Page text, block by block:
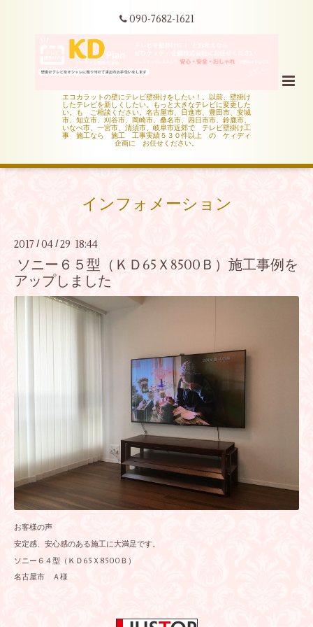
090-7682-1621
エコカラットの壁にテレビ壁掛けをしたい！。以前、壁掛け
したテレビを新しくしたい。もっと大きなテレビに変更した
い。も ご相談ください。名古屋市、日進市、豊田市、安城
市、知立市、刈谷市、岡崎市、桑名市、四日市市、鈴鹿市、
いなべ市、一宮市、清須市、岐阜市近郊で テレビ壁掛け工
事 施工なら 施工 工事実績５３０件以上 の ケィディ
企画に お任せください。
インフォメーション
2017 / 04 /29 18:44
ソニー６５型（ＫＤ65Ｘ8500Ｂ）施工事例を
アップしました
お客様の声
安定感、安心感のある施工に大満足です。
ソニー６４型（ＫＤ65Ｘ8500Ｂ）
名古屋市 Ａ様